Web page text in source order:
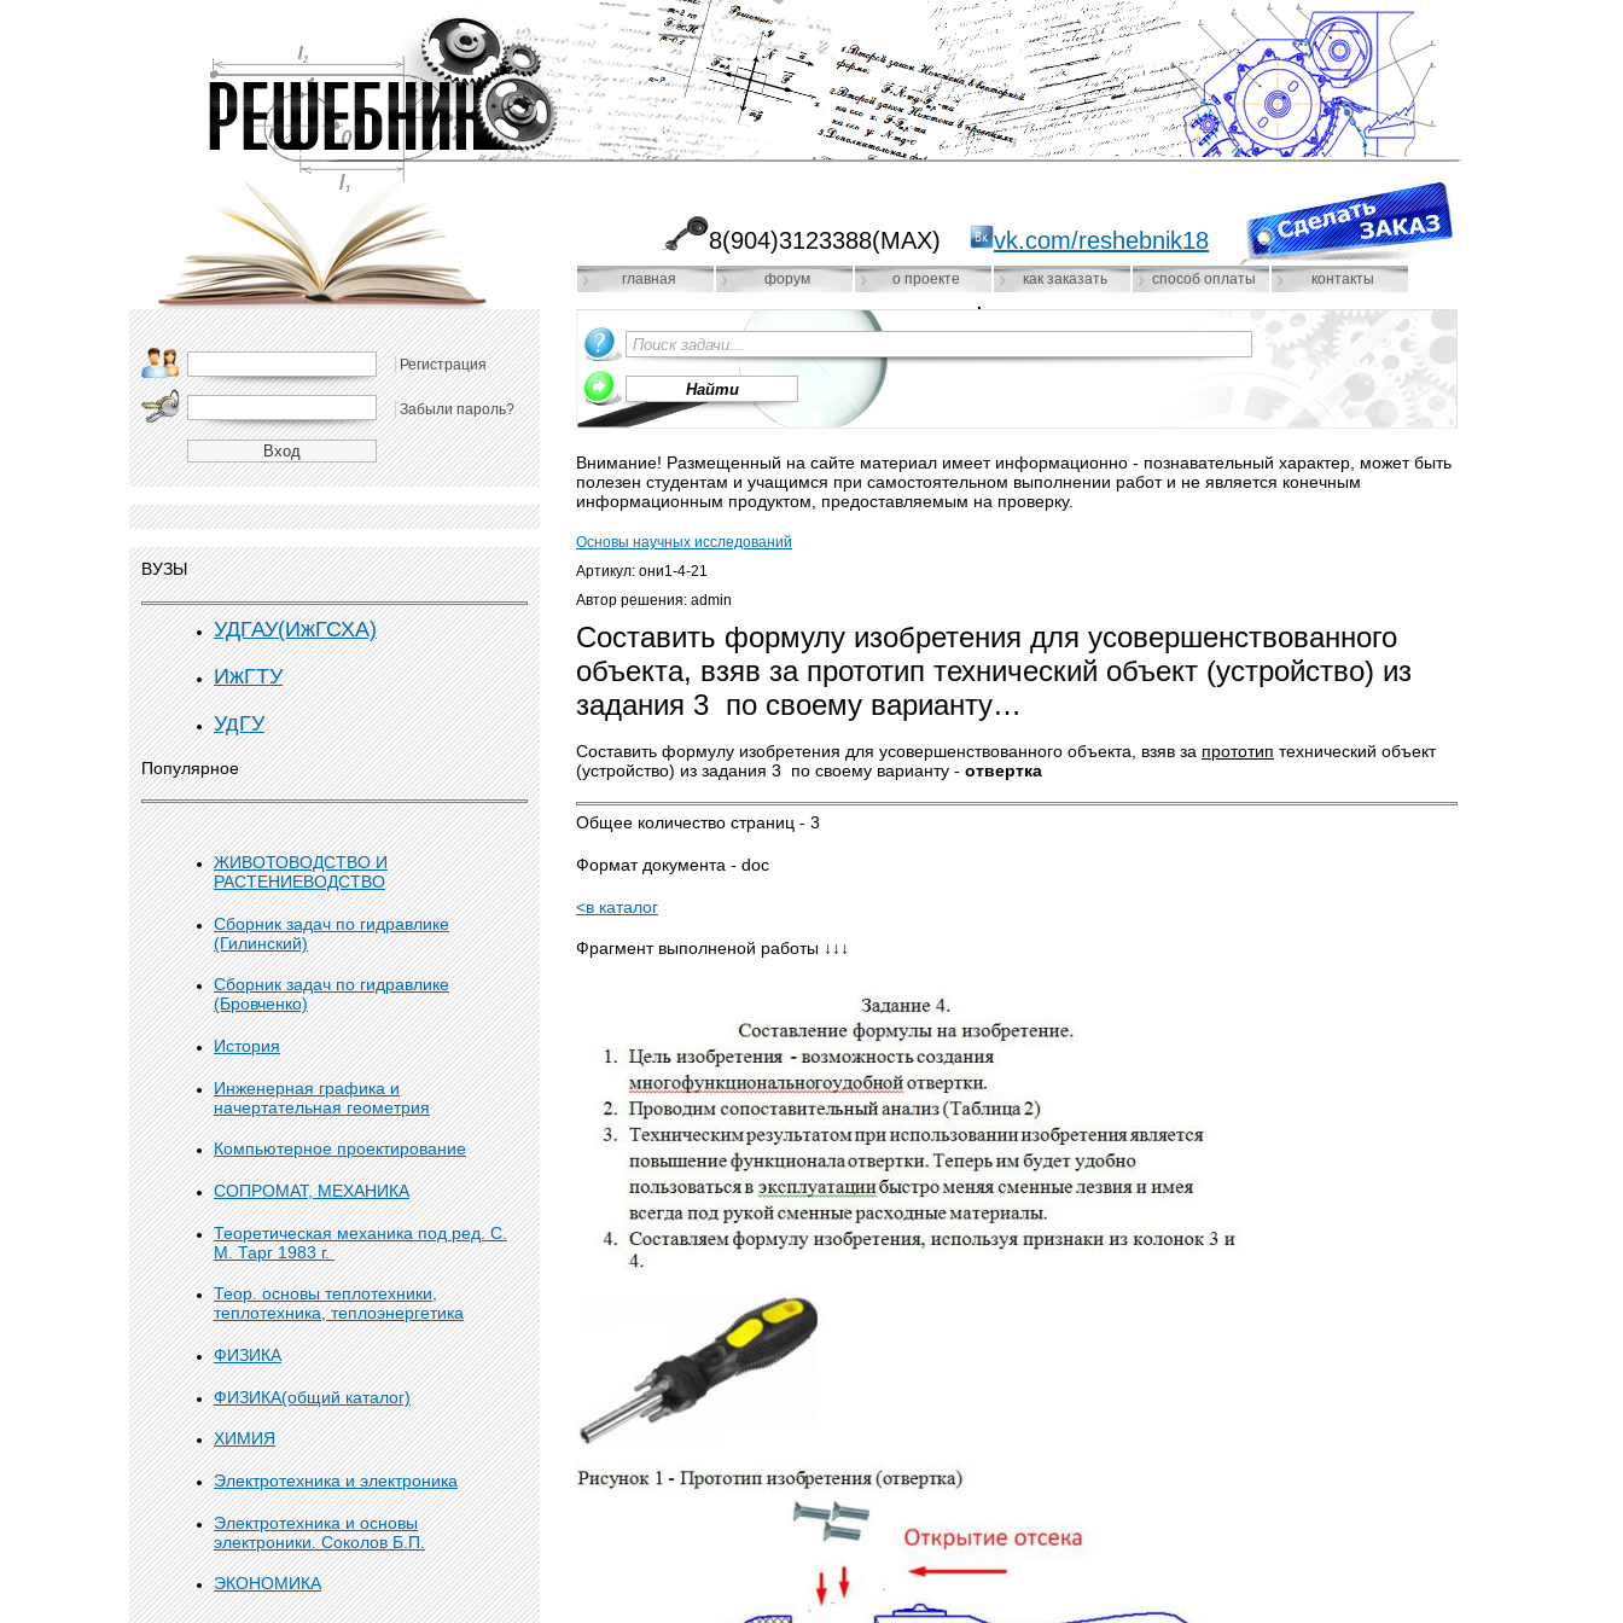
8(904)3123388(MAX) vk.com/reshebnik18
главная форум о проекте как заказать способ оплаты контакты
Регистрация
Забыли пароль?
ВУЗЫ
УДГАУ(ИжГСХА)
ИжГТУ
УдГУ
Популярное
ЖИВОТОВОДСТВО И
РАСТЕНИЕВОДСТВО
Сборник задач по гидравлике
(Гилинский)
Сборник задач по гидравлике
(Бровченко)
История
Инженерная графика и
начертательная геометрия
Компьютерное проектирование
СОПРОМАТ, МЕХАНИКА
Теоретическая механика под ред. С.
М. Тарг 1983 г.
Теор. основы теплотехники,
теплотехника, теплоэнергетика
ФИЗИКА
ФИЗИКА(общий каталог)
ХИМИЯ
Электротехника и электроника
Электротехника и основы
электроники. Соколов Б.П.
ЭКОНОМИКА
Внимание! Размещенный на сайте материал имеет информационно - познавательный характер, может быть
полезен студентам и учащимся при самостоятельном выполнении работ и не является конечным
информационным продуктом, предоставляемым на проверку.
Основы научных исследований
Артикул: они1-4-21
Автор решения: admin
Составить формулу изобретения для усовершенствованного
объекта, взяв за прототип технический объект (устройство) из
задания 3 по своему варианту…
Составить формулу изобретения для усовершенствованного объекта, взяв за прототип технический объект
(устройство) из задания 3 по своему варианту - отвертка
Общее количество страниц - 3
Формат документа - doc
<в каталог
Фрагмент выполненой работы ↓↓↓